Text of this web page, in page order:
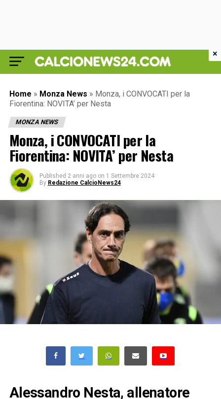
Home » Monza News » Monza, i CONVOCATI per la
Fiorentina: NOVITA’ per Nesta
MONZA NEWS
Monza, i CONVOCATI per la
Fiorentina: NOVITA’ per Nesta
Published 2 anni ago on 1 Settembre 2024
By Redazione CalcioNews24
Alessandro Nesta, allenatore
×